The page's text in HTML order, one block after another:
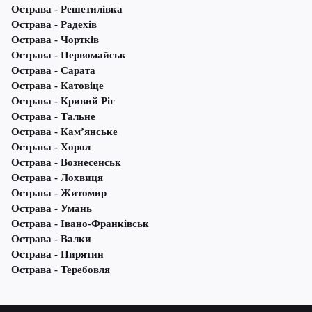
Острава - Решетилівка
Острава - Радехів
Острава - Чортків
Острава - Первомайськ
Острава - Сарата
Острава - Катовіце
Острава - Кривий Ріг
Острава - Тальне
Острава - Кам’янське
Острава - Хорол
Острава - Вознесенськ
Острава - Лохвиця
Острава - Житомир
Острава - Умань
Острава - Івано-Франківськ
Острава - Валки
Острава - Пирятин
Острава - Теребовля